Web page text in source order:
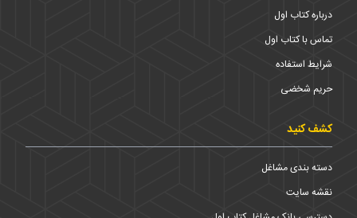
درباره کتاب اول
تماس با کتاب اول
شرایط استفاده
حریم شخضی
کشف کنید
دسته بندی مشاغل
نقشه سایت